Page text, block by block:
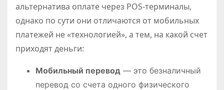
альтернатива оплате через POS-терминалы,
однако по сути они отличаются от мобильных
платежей не «технологией», а тем, на какой счет
приходят деньги:
Мобильный перевод — это безналичный
перевод со счета одного физического